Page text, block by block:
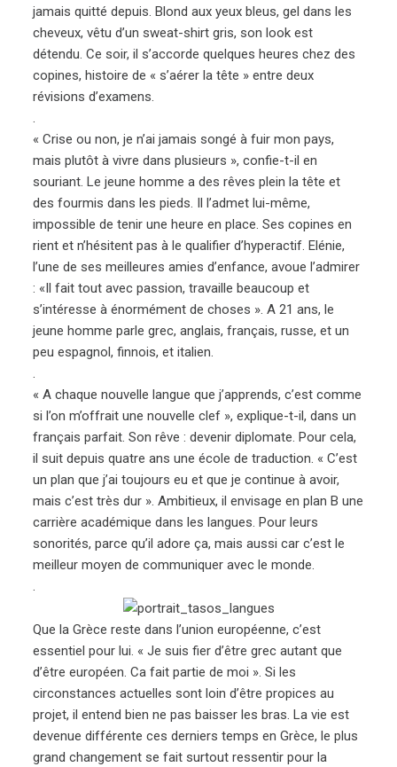
jamais quitté depuis. Blond aux yeux bleus, gel dans les
cheveux, vêtu d’un sweat-shirt gris, son look est
détendu. Ce soir, il s’accorde quelques heures chez des
copines, histoire de « s’aérer la tête » entre deux
révisions d’examens.
.
« Crise ou non, je n’ai jamais songé à fuir mon pays,
mais plutôt à vivre dans plusieurs », confie-t-il en
souriant. Le jeune homme a des rêves plein la tête et
des fourmis dans les pieds. Il l’admet lui-même,
impossible de tenir une heure en place. Ses copines en
rient et n’hésitent pas à le qualifier d’hyperactif. Elénie,
l’une de ses meilleures amies d’enfance, avoue l’admirer
: «Il fait tout avec passion, travaille beaucoup et
s’intéresse à énormément de choses ». A 21 ans, le
jeune homme parle grec, anglais, français, russe, et un
peu espagnol, finnois, et italien.
.
« A chaque nouvelle langue que j’apprends, c’est comme
si l’on m’offrait une nouvelle clef », explique-t-il, dans un
français parfait. Son rêve : devenir diplomate. Pour cela,
il suit depuis quatre ans une école de traduction. « C’est
un plan que j’ai toujours eu et que je continue à avoir,
mais c’est très dur ». Ambitieux, il envisage en plan B une
carrière académique dans les langues. Pour leurs
sonorités, parce qu’il adore ça, mais aussi car c’est le
meilleur moyen de communiquer avec le monde.
.
Que la Grèce reste dans l’union européenne, c’est
essentiel pour lui. « Je suis fier d’être grec autant que
d’être européen. Ca fait partie de moi ». Si les
circonstances actuelles sont loin d’être propices au
projet, il entend bien ne pas baisser les bras. La vie est
devenue différente ces derniers temps en Grèce, le plus
grand changement se fait surtout ressentir pour la